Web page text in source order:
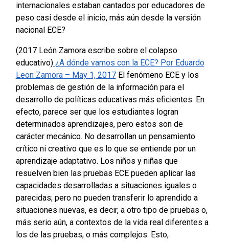
internacionales estaban cantados por educadores de
peso casi desde el inicio, más aún desde la versión
nacional ECE?
(2017 León Zamora escribe sobre el colapso
educativo)¿A dónde vamos con la ECE? Por Eduardo
Leon Zamora – May 1, 2017 El fenómeno ECE y los
problemas de gestión de la información para el
desarrollo de políticas educativas más eficientes. En
efecto, parece ser que los estudiantes logran
determinados aprendizajes, pero estos son de
carácter mecánico. No desarrollan un pensamiento
crítico ni creativo que es lo que se entiende por un
aprendizaje adaptativo. Los niños y niñas que
resuelven bien las pruebas ECE pueden aplicar las
capacidades desarrolladas a situaciones iguales o
parecidas; pero no pueden transferir lo aprendido a
situaciones nuevas, es decir, a otro tipo de pruebas o,
más serio aún, a contextos de la vida real diferentes a
los de las pruebas, o más complejos. Esto,